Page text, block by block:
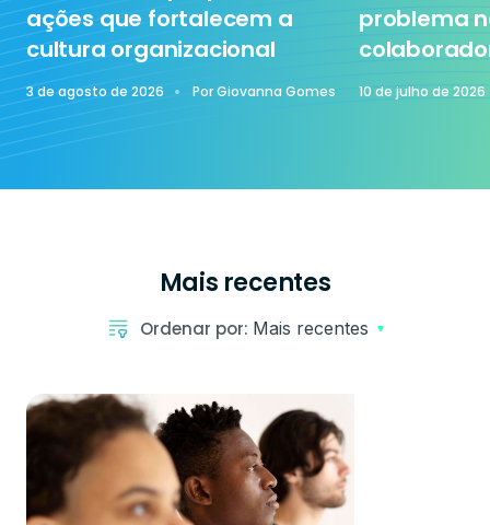
Treinamento
ações que fortalecem a
cultura organizacional
3 de agosto de 2026 PorGiovanna Gomes
problema
10 de julho de 2026
Mais recentes
Ordenar por: Mais recentes